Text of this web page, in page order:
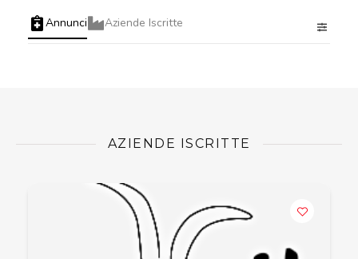
Annunci Aziende Iscritte
AZIENDE ISCRITTE